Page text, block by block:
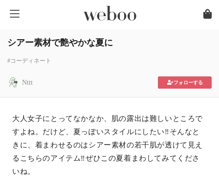
シアー素材で艶やかな夏に
#コーディネート
Nttt フォローする
大人女子にとってなかなか、肌の露出は難しいところで
すよね。だけど、夏っぽいスタイルにしたい‼そんなと
きに、着まわせるのはシアー素材の若干肌が透けて見え
るこちらのアイテム‼ぜひこの夏着まわしてみてくださ
いね。